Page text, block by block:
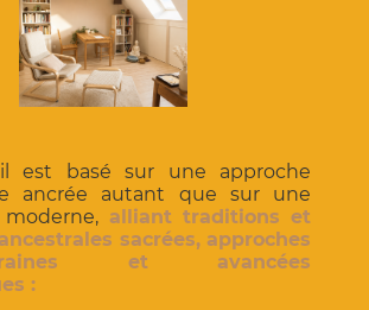
est basé sur une approche
ancrée autant que sur une
alliant traditions et
sacrées, approches
et avancées
: